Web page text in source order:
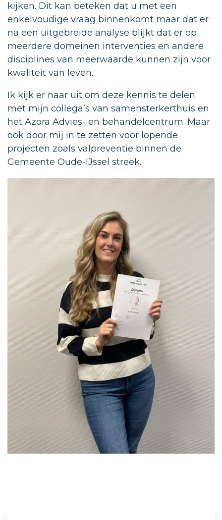
kijken. Dit kan beteken dat u met een
enkelvoudige vraag binnenkomt maar dat er
na een uitgebreide analyse blijkt dat er op
meerdere domeinen interventies en andere
disciplines van meerwaarde kunnen zijn voor
kwaliteit van leven.
Ik kijk er naar uit om deze kennis te delen
met mijn collega’s van samensterkerthuis en
het Azora Advies- en behandelcentrum. Maar
ook door mij in te zetten voor lopende
projecten zoals valpreventie binnen de
Gemeente Oude-IJssel streek.